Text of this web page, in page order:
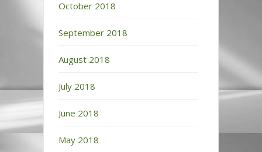
October 2018
September 2018
August 2018
July 2018
June 2018
May 2018